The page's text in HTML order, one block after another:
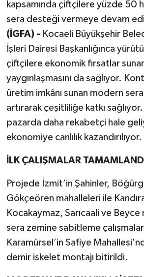
kapsamında çiftçilere yüzde 50
sera desteği vermeye devam
(İGFA) - Kocaeli Büyükşehir
İşleri Dairesi Başkanlığınca
çiftçilere ekonomik fırsatlar
yaygınlaşmasını da sağlıyor.
üretim imkânı sunan modern
artırarak çeşitliliğe katkı
pazarda daha rekabetçi hale
ekonomiye canlılık kazandırılıyor.
İLK ÇALIŞMALAR TAMAMLANDI
Projede İzmit’in Şahinler,
Gökçeören mahalleleri ile
Kocakaymaz, Sarıcaali ve
sera zemine sabitleme
Karamürsel’in Safiye
demir iskelet montajı bitirildi.